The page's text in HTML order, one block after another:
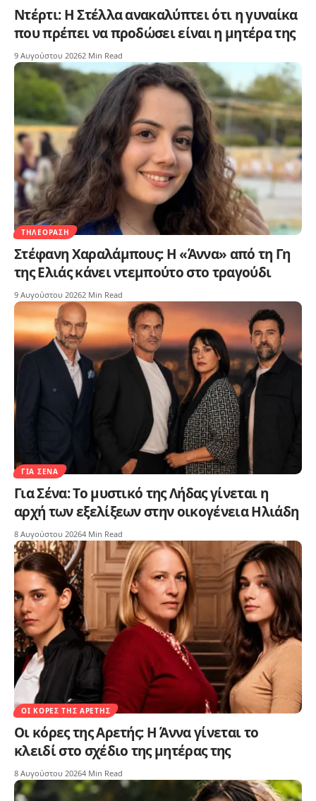
Ντέρτι: Η Στέλλα ανακαλύπτει ότι η γυναίκα
που πρέπει να προδώσει είναι η μητέρα της
9 Αυγούστου 20262 Min Read
ΤΗΛΕΌΡΑΣΗ
Στέφανη Χαραλάμπους: Η «Άννα» από τη Γη
της Ελιάς κάνει ντεμπούτο στο τραγούδι
9 Αυγούστου 20262 Min Read
ΓΙΑ ΣΈΝΑ
Για Σένα: Το μυστικό της Λήδας γίνεται η
αρχή των εξελίξεων στην οικογένεια Ηλιάδη
8 Αυγούστου 20264 Min Read
ΟΙ ΚΌΡΕΣ ΤΗΣ ΑΡΕΤΉΣ
Οι κόρες της Αρετής: Η Άννα γίνεται το
κλειδί στο σχέδιο της μητέρας της
8 Αυγούστου 20264 Min Read